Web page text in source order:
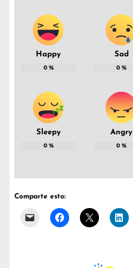
Happy
0%
Sad
0 %
Sleepy
0%
Angry
0 %
Comparte esto: